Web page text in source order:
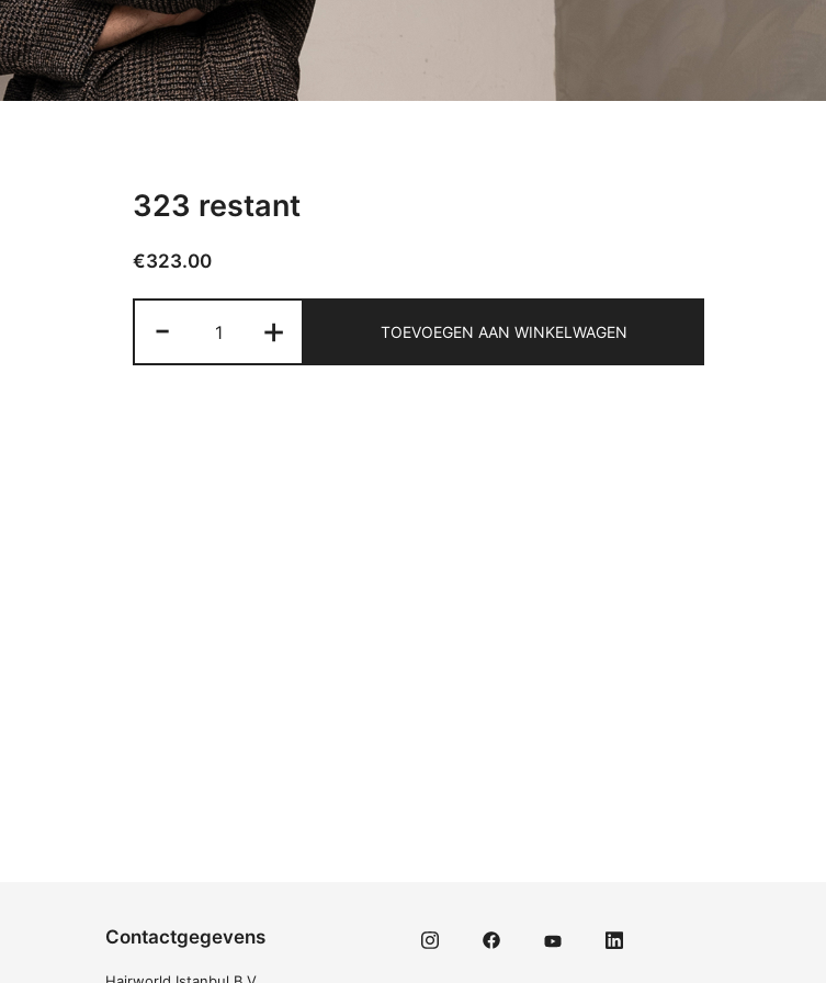
323 restant
€323.00
-
restant
aantal
+ TOEVOEGEN AAN WINKELWAGEN
Contactgegevens